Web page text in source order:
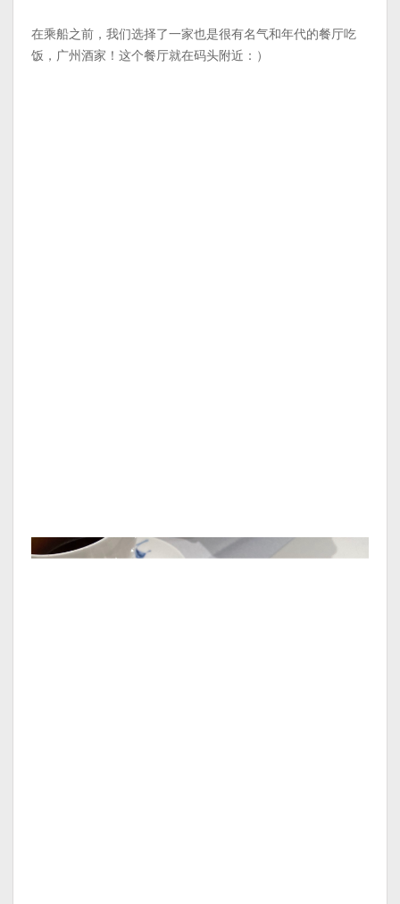
在乘船之前，我们选择了一家也是很有名气和年代的餐厅吃
饭，广州酒家！这个餐厅就在码头附近：）